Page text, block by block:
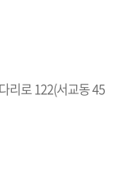
리로 122(서교동 45